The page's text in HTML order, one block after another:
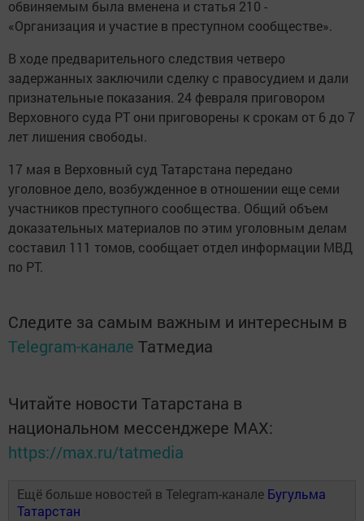
обвиняемым была вменена и статья 210 -
«Организация и участие в преступном сообществе».
В ходе предварительного следствия четверо
задержанных заключили сделку с правосудием и дали
признательные показания. 24 февраля приговором
Верховного суда РТ они приговорены к срокам от 6 до 7
лет лишения свободы.
17 мая в Верховный суд Татарстана передано
уголовное дело, возбужденное в отношении еще семи
участников преступного сообщества. Общий объем
доказательных материалов по этим уголовным делам
составил 111 томов, сообщает отдел информации МВД
по РТ.
Следите за самым важным и интересным в
Telegram-канале Татмедиа
Читайте новости Татарстана в
национальном мессенджере MАХ:
https://max.ru/tatmedia
Ещё больше новостей в Telegram-канале Бугульма
Татарстан